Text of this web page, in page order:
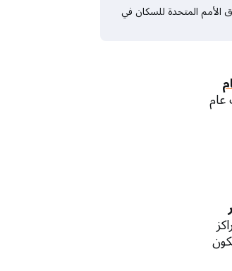
مقاطعة هراة في أفغانستان في 7 تشرين الأول/أكتوبر. © صندوق الأمم المتحدة للسكان في
عام